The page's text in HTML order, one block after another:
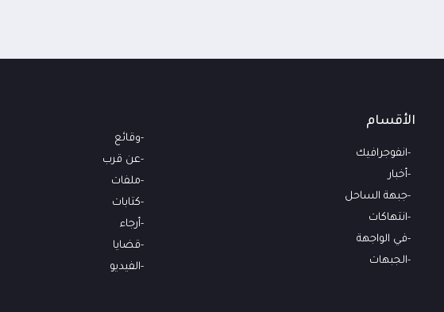
الأقسام
انفوجرافيك
أخبار
جبهة الساحل
انتهاكات
في الواجهة
الجبهات
وقائع
عن قرب
ملفات
كتابات
أرجاء
قضايا
الفيديو